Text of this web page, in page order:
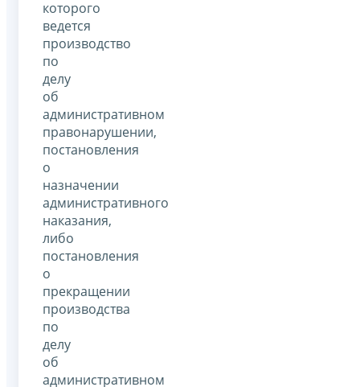
которого
ведется
производство
по
делу
об
административном
правонарушении,
постановления
о
назначении
административного
наказания,
либо
постановления
о
прекращении
производства
по
делу
об
административном